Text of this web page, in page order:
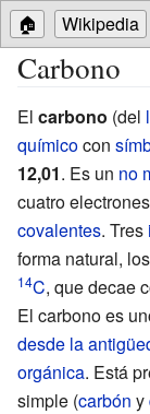
🏠 Wikipedia
Carbono
El carbono (del
químicocon
12,01. Es un no
cuatro
covalentes. Tres
forma natural,
14C, que decae
El carbono es
desde la
orgánica. Está
simple (carbón y